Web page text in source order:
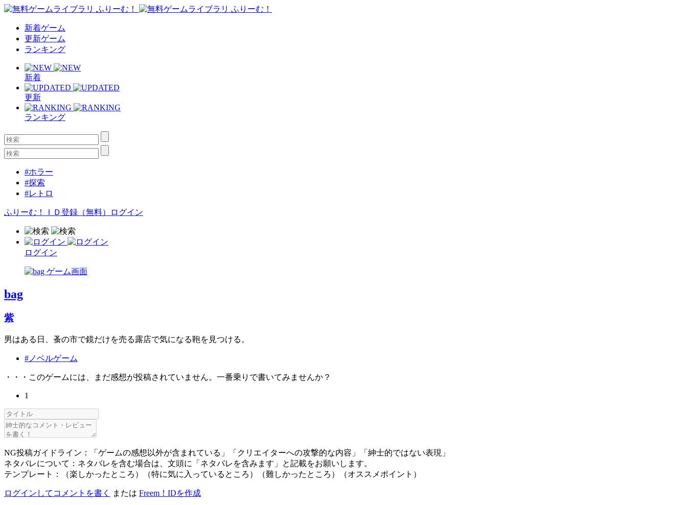
新着ゲーム
更新ゲーム
ランキング
新着
更新
ランキング
#ホラー
#探索
#レトロ
ふりーむ！ＩＤ登録（無料） ログイン
ログイン
bag
紫
男はある日、蚤の市で鏡だけを売る露店で気になる鞄を見つける。
#ノベルゲーム
・・・このゲームには、まだ感想が投稿されていません。一番乗りで書いてみませんか？
1
NG投稿ガイドライン：「ゲームの感想以外が含まれている」「クリエイターへの攻撃的な内容」「紳士的ではない表現」
ネタバレについて：ネタバレを含む場合は、文頭に「ネタバレを含みます」と記載をお願いします。
テンプレート：（楽しかったところ）（特に気に入っているところ）（難しかったところ）（オススメポイント）
ログインしてコメントを書く または Freem！IDを作成